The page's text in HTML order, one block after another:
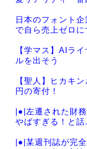
日本のフォント
で自ら売上ゼロに
【学マス】AIラ
ルを出そう
【聖人】ヒカキ
円の寄付！
|●|左遷された財
やばすぎる！と話
|●|某週刊誌が完